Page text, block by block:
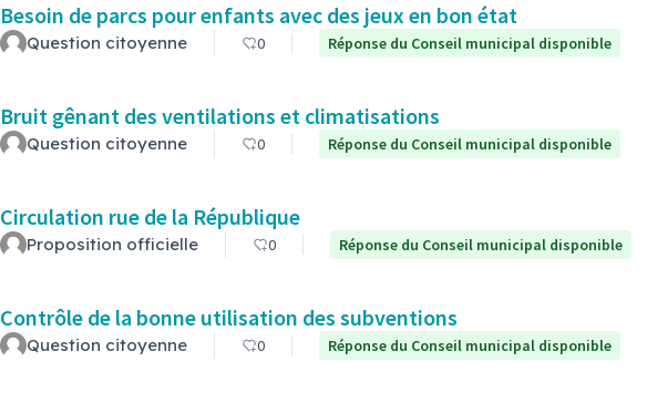
Besoin de parcs pour enfants avec des jeux en bon état
Question citoyenne 0 Réponse du Conseil municipal disponible
Bruit gênant des ventilations et climatisations
Question citoyenne 0 Réponse du Conseil municipal disponible
Circulation rue de la République
Proposition officielle 0 Réponse du Conseil municipal disponible
Contrôle de la bonne utilisation des subventions
Question citoyenne 0 Réponse du Conseil municipal disponible